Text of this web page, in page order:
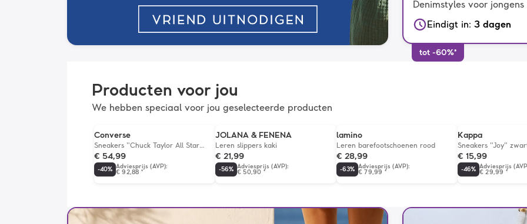
Denimstyles voor jongens
Eindigt in: 3 dagen
tot -60%*
Producten voor jou
We hebben speciaal voor jou geselecteerde producten
Converse
Sneakers "Chuck Taylor All Star
Lift" zwart
€ 54,99
-40% Adviesprijs (AVP):
€ 92,88 *
JOLANA & FENENA
Leren slippers kaki
€ 21,99
-56% Adviesprijs (AVP):
€ 50,90 *
lamino
Leren barefootschoenen rood
€ 28,99
-63% Adviesprijs (AVP):
€ 79,99 *
Kappa
Sneakers "Joy"
€ 15,99
-46% Adviesprijs
€ 29,99 *